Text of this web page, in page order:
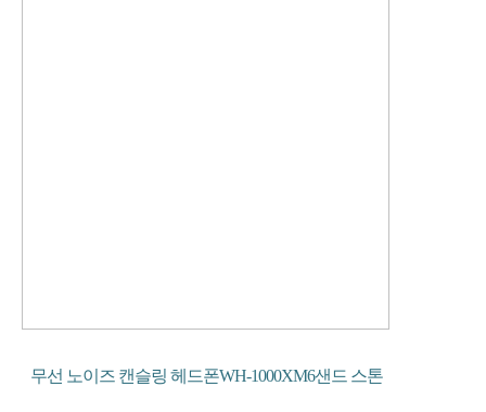
무선 노이즈 캔슬링 헤드폰WH-1000XM6샌드 스톤